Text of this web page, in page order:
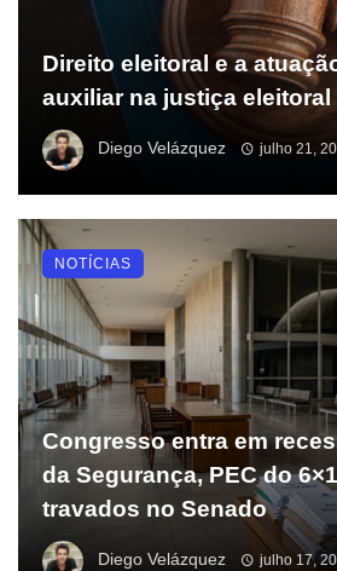
Direito eleitoral e a
auxiliar na justiça eleitoral
Diego Velázquez julho 21,
Congresso entra em
da Segurança, PEC do
travados no Senado
Diego Velázquez julho 17,
NOTÍCIAS